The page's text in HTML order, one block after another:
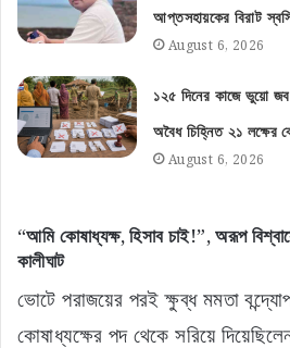
আপ্তসহায়কের বিরাট
August 6, 2026
১২৫ দিনের কাজে ভুয়ো জব
অবৈধ চিহ্নিত ২১ লক্ষের
August 6, 2026
“আমি কোষাধ্যক্ষ, হিসাব চাই!”, অরূপ
কালীঘাট
ভোটে পরাজয়ের পরই ক্ষুব্ধ মমতা
কোষাধ্যক্ষের পদ থেকে সরিয়ে